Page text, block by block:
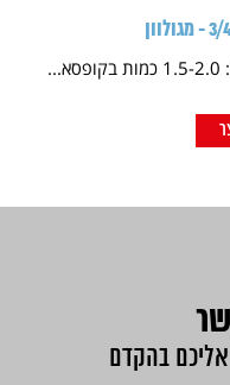
בהקדם